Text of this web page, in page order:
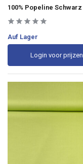
100% Popeline Schwarz
Auf Lager
Login voor prijzen